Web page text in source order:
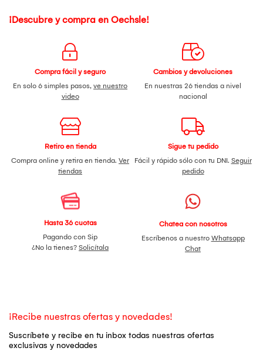
¡Descubre y compra en Oechsle!
Compra fácil y seguro
En solo 6 simples pasos, ve nuestro
video
Cambios y devoluciones
En nuestras 26 tiendas a nivel
nacional
Retiro en tienda
Compra online y retira en tienda. Ver
tiendas
Sigue tu pedido
Fácil y rápido sólo con tu DNI. Seguir
pedido
Hasta 36 cuotas
Pagando con Sip
¿No la tienes? Solicítala
Chatea con nosotros
Escríbenos a nuestro Whatsapp
Chat
¡Recibe nuestras ofertas y novedades!
Suscríbete y recibe en tu inbox todas nuestras ofertas
exclusivas y novedades